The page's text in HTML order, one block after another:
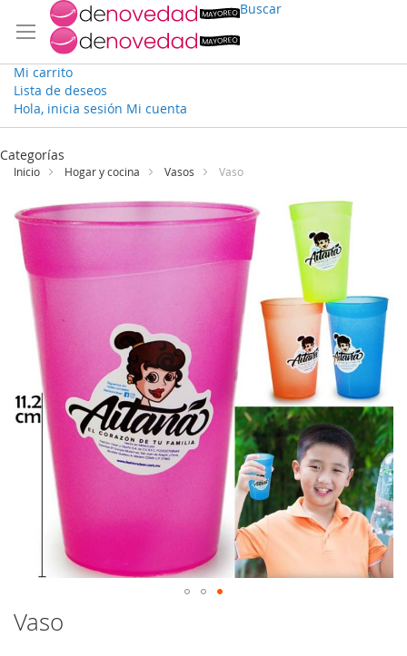
Buscar
Mi carrito
Lista de deseos
Hola, inicia sesión Mi cuenta
Ir
contenido
Categorías
Inicio Hogar y cocina Vasos Vaso
Saltar
al
final
de
galería
imágenes
Saltar
al
Vaso